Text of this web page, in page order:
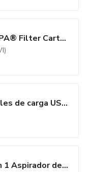
Bestway Lay-Z-SPA® Filter Cartridge(Vi)
YINETTECH 2 cables de carga USB para aspiradora de piscina, 1,2 m, cargador...
PORTENTUM 2 en 1 Aspirador de Mano Potente y soplador Aire comprimido, con...